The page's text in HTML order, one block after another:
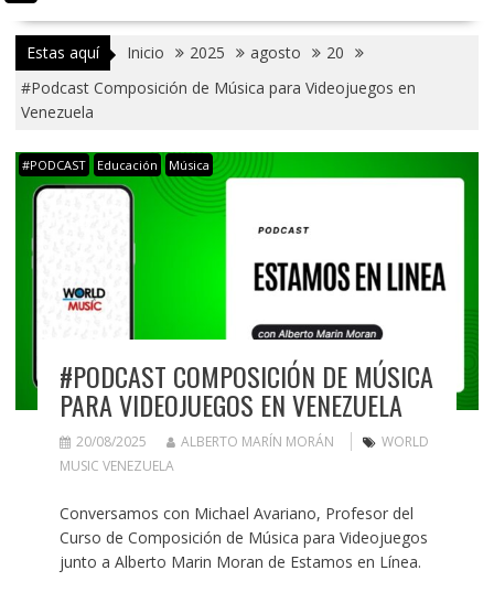
Estas aquí Inicio 2025 agosto
20
#Podcast Composición de Música para Videojuegos en
Venezuela
#PODCAST Educación Música
#PODCAST COMPOSICIÓN DE MÚSICA
PARA VIDEOJUEGOS EN VENEZUELA
20/08/2025 ALBERTO MARÍN MORÁN
WORLD
MUSIC VENEZUELA
Conversamos con Michael Avariano, Profesor del
Curso de Composición de Música para Videojuegos
junto a Alberto Marin Moran de Estamos en Línea.